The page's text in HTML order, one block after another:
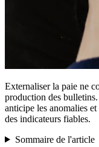
Externaliser la paie ne
production des
anticipe les anomalies
des indicateurs fiables.
Sommaire de l'article